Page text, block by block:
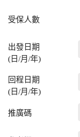
受保人數
出發日期
(日/月/年)
回程日期
(日/月/年)
推廣碼